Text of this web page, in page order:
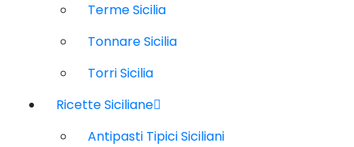
Terme Sicilia
Tonnare Sicilia
Torri Sicilia
Ricette Siciliane
Antipasti Tipici Siciliani